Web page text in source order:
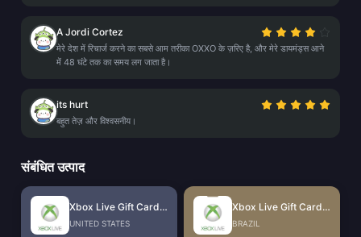
A Jordi Cortez
मेरे देश में रिचार्ज करने का सबसे आम तरीका OXXO के ज़रिए है, और मेरे डायमंड्स आने
में 48 घंटे तक का समय लग जाता है।
its hurt
बहुत तेज़ और विश्वसनीय।
संबंधित उत्पाद
Xbox Live Gift Card (US)
UNITED STATES
Xbox Live Gift Card (BR)
BRAZIL